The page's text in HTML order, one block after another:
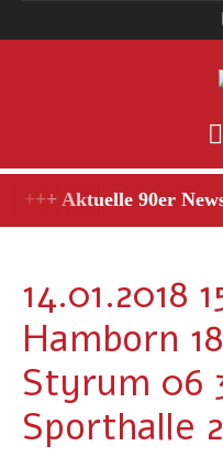
+++ Aktuelle 90er
14.01.2018
Hamborn
Styrum 06
Sporthalle